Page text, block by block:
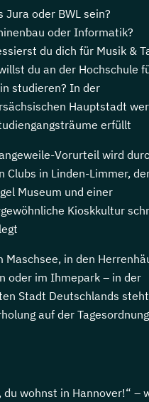
Jura oder BWL sein?
oder Informatik?
du dich für Musik &
du an der Hochschule
studieren? In der
Hauptstadt
erfüllt
Vorurteil wird
Clubs in Linden-Limmer,
Museum und einer
Kioskkultur
Maschsee, in den
oder im Ihmepark – in der
Stadt Deutschlands steht
auf der Tagesordnung
du wohnst in Hannover!“ –